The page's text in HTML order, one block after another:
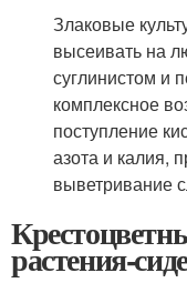
Злаковые
высеивать на
суглинистом и
комплексное
поступление
азота и калия,
выветривание
растения-